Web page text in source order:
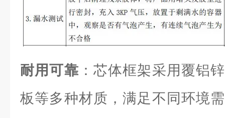
耐用可靠 ：芯体框架采用覆铝
板等多种材质，满足不同环境